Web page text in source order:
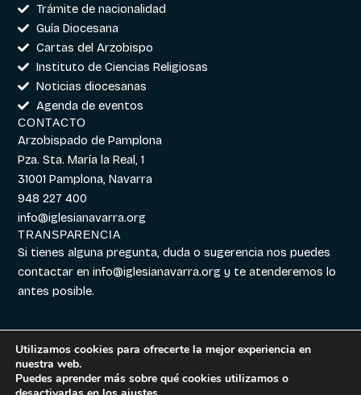
Trámite de nacionalidad
Guía Diocesana
Cartas del Arzobispo
Instituto de Ciencias Religiosas
Noticias diocesanas
Agenda de eventos
CONTACTO
Arzobispado de Pamplona
Pza. Sta. María la Real, 1
31001 Pamplona, Navarra
948 227 400
info@iglesianavarra.org
TRANSPARENCIA
Si tienes alguna pregunta, duda o sugerencia nos puedes
contactar eninfo@iglesianavarra.org y te atenderemos lo
antes posible.
Aviso legal|
Cookies|Política de
Utilizamos cookies para ofrecerte la mejor experiencia en
nuestra web.
Puedes aprender más sobre qué cookies utilizamos o